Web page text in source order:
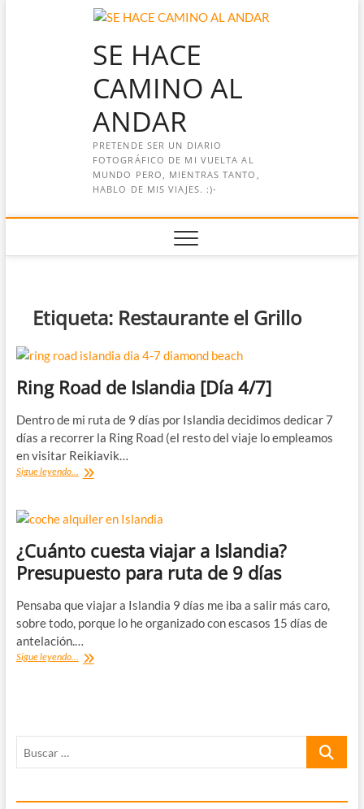
SE HACE
CAMINO AL
ANDAR
PRETENDE SER UN DIARIO
FOTOGRÁFICO DE MI VUELTA AL
MUNDO PERO, MIENTRAS TANTO,
HABLO DE MIS VIAJES. :)-
Etiqueta: Restaurante el Grillo
Ring Road de Islandia [Día 4/7]
Dentro de mi ruta de 9 días por Islandia decidimos dedicar 7
días a recorrer la Ring Road (el resto del viaje lo empleamos
en visitar Reikiavik…
Sigue leyendo... Ring
Islandia
[Día
¿Cuánto cuesta viajar a Islandia?
Presupuesto para ruta de 9 días
Pensaba que viajar a Islandia 9 días me iba a salir más caro,
sobre todo, porque lo he organizado con escasos 15 días de
antelación.…
Sigue leyendo... ¿Cuánto
días
Buscar